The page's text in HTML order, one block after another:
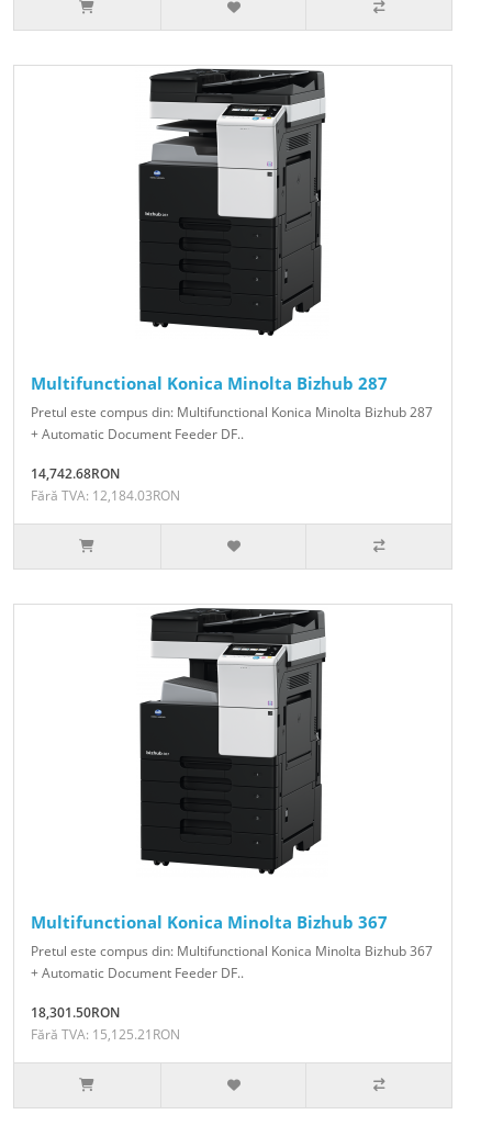
Multifunctional Konica Minolta Bizhub 287
Pretul este compus din: Multifunctional Konica Minolta Bizhub 287
+ Automatic Document Feeder DF..
14,742.68RON
Fără TVA: 12,184.03RON
Multifunctional Konica Minolta Bizhub 367
Pretul este compus din: Multifunctional Konica Minolta Bizhub 367
+ Automatic Document Feeder DF..
18,301.50RON
Fără TVA: 15,125.21RON